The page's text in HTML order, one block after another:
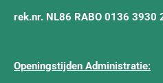
rek.nr. NL86 RABO 0136 3930
Openingstijden Administratie: